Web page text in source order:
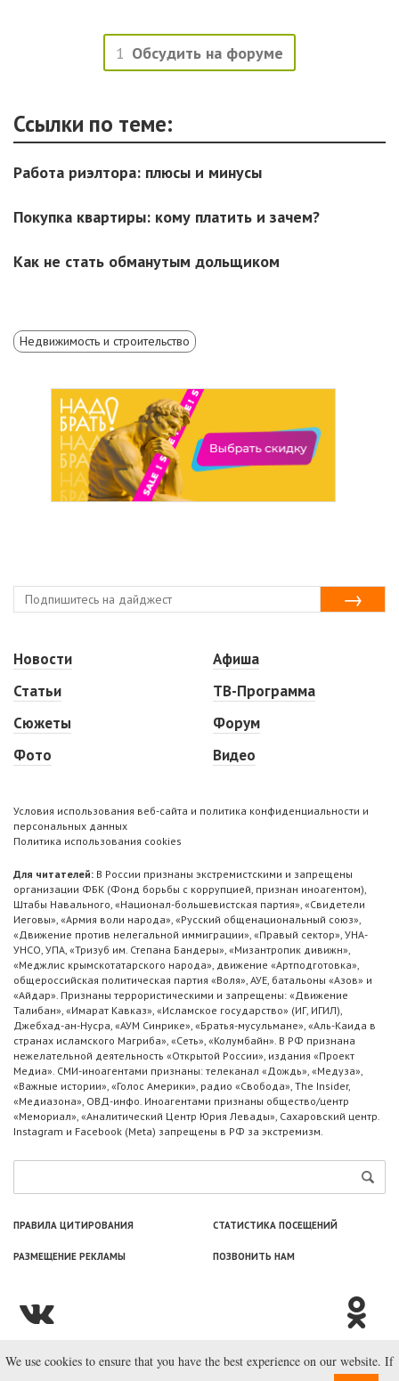
1 Обсудить на форуме
Ссылки по теме:
Работа риэлтора: плюсы и минусы
Покупка квартиры: кому платить и зачем?
Как не стать обманутым дольщиком
Недвижимость и строительство
Новости
Статьи
Сюжеты
Фото
Афиша
ТВ-Программа
Форум
Видео
Условия использования веб-сайта и политика конфиденциальности и
персональных данных
Политика использования cookies
Для читателей: В России признаны экстремистскими и запрещены
организации ФБК (Фонд борьбы с коррупцией, признан иноагентом),
Штабы Навального, «Национал-большевистская партия», «Свидетели
Иеговы», «Армия воли народа», «Русский общенациональный союз»,
«Движение против нелегальной иммиграции», «Правый сектор», УНА-
УНСО, УПА, «Тризуб им. Степана Бандеры», «Мизантропик дивижн»,
«Меджлис крымскотатарского народа», движение «Артподготовка»,
общероссийская политическая партия «Воля», АУЕ, батальоны «Азов» и
«Айдар». Признаны террористическими и запрещены: «Движение
Талибан», «Имарат Кавказ», «Исламское государство» (ИГ, ИГИЛ),
Джебхад-ан-Нусра, «АУМ Синрике», «Братья-мусульмане», «Аль-Каида в
странах исламского Магриба», «Сеть», «Колумбайн». В РФ признана
нежелательной деятельность «Открытой России», издания «Проект
Медиа». СМИ-иноагентами признаны: телеканал «Дождь», «Медуза»,
«Важные истории», «Голос Америки», радио «Свобода», The Insider,
«Медиазона», ОВД-инфо. Иноагентами признаны общество/центр
«Мемориал», «Аналитический Центр Юрия Левады», Сахаровский центр.
Instagram и Facebook (Metа) запрещены в РФ за экстремизм.
ПРАВИЛА ЦИТИРОВАНИЯ СТАТИСТИКА ПОСЕЩЕНИЙ
РАЗМЕЩЕНИЕ РЕКЛАМЫ ПОЗВОНИТЬ НАМ
© ООО «Лаборатория Новоcтей», 2003—2026.
We use cookies to ensure that you have the best experience on our website. If